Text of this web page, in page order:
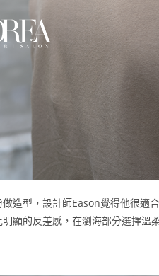
造型，設計師Eason覺得他很適
顯的反差感，在瀏海部分選擇溫